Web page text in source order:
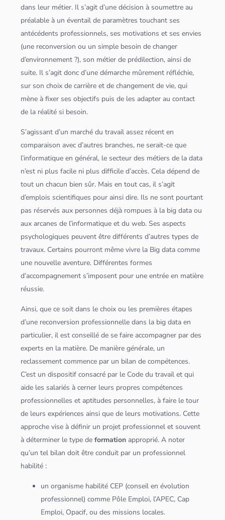
dans leur métier. Il s’agit d’une décision à soumettre au
préalable à un éventail de paramètres touchant ses
antécédents professionnels, ses motivations et ses envies
(une reconversion ou un simple besoin de changer
d’environnement ?), son métier de prédilection, ainsi de
suite. Il s’agit donc d’une démarche mûrement réfléchie,
sur son choix de carrière et de changement de vie, qui
mène à fixer ses objectifs puis de les adapter au contact
de la réalité si besoin.
S’agissant d’un marché du travail assez récent en
comparaison avec d’autres branches, ne serait-ce que
l’informatique en général, le secteur des métiers de la data
n’est ni plus facile ni plus difficile d’accès. Cela dépend de
tout un chacun bien sûr. Mais en tout cas, il s’agit
d’emplois scientifiques pour ainsi dire. Ils ne sont pourtant
pas réservés aux personnes déjà rompues à la big data ou
aux arcanes de l’informatique et du web. Ses aspects
psychologiques peuvent être différents d’autres types de
travaux. Certains pourront même vivre la Big data comme
une nouvelle aventure. Différentes formes
d’accompagnement s’imposent pour une entrée en matière
réussie.
Ainsi, que ce soit dans le choix ou les premières étapes
d’une reconversion professionnelle dans la big data en
particulier, il est conseillé de se faire accompagner par des
experts en la matière. De manière générale, un
reclassement commence par un bilan de compétences.
C’est un dispositif consacré par le Code du travail et qui
aide les salariés à cerner leurs propres compétences
professionnelles et aptitudes personnelles, à faire le tour
de leurs expériences ainsi que de leurs motivations. Cette
approche vise à définir un projet professionnel et souvent
à déterminer le type deformation approprié. A noter
qu’un tel bilan doit être conduit par un professionnel
habilité :
un organisme habilité CEP (conseil en évolution
professionnel) comme Pôle Emploi, l’APEC, Cap
Emploi, Opacif, ou des missions locales.